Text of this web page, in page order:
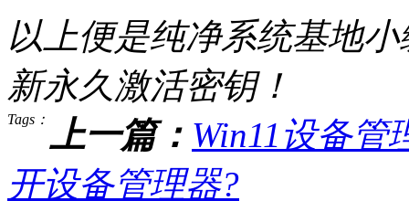
以上便是纯净系统基地
新永久激活密钥！
Tags： 上一篇： Win11设备管
开设备管理器?